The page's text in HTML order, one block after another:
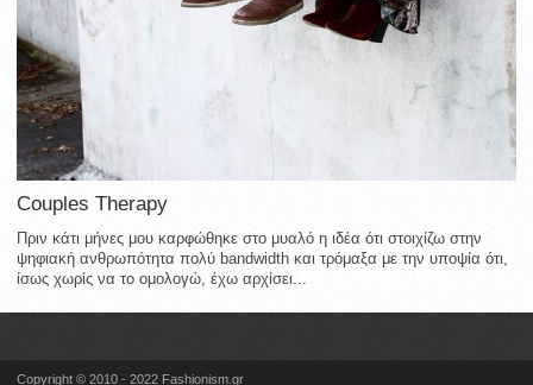
Couples Therapy
Πριν κάτι μήνες μου καρφώθηκε στο μυαλό η ιδέα ότι στοιχίζω στην
ψηφιακή ανθρωπότητα πολύ bandwidth και τρόμαξα με την υποψία ότι,
ίσως χωρίς να το ομολογώ, έχω αρχίσει...
Copyright © 2010 - 2022 Fashionism.gr